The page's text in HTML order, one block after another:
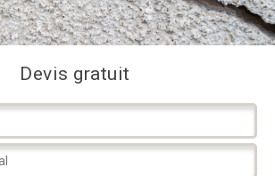
Devis gratuit